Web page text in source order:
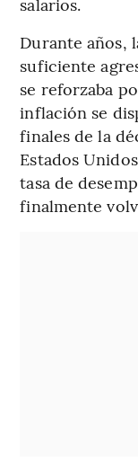
Durante años,
suficiente
se reforzaba
inflación se
finales de la
Estados
tasa de
finalmente